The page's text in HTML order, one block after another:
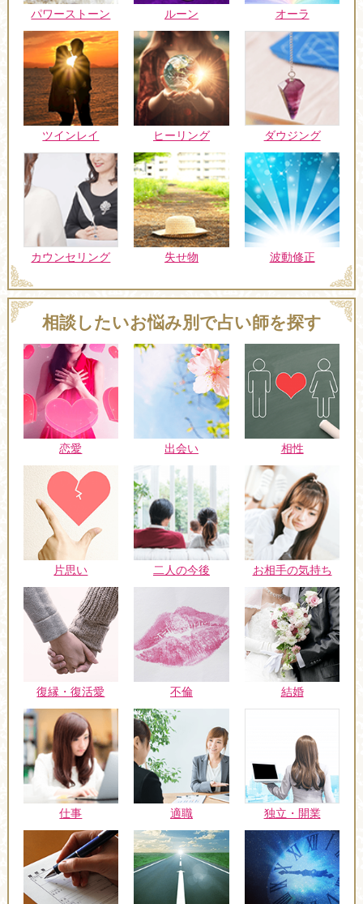
パワーストーン ルーン オーラ
ツインレイ ヒーリング ダウジング
カウンセリング 失せ物 波動修正
相談したいお悩み別で占い師を探す
恋愛 出会い 相性
片思い 二人の今後 お相手の気持ち
復縁・復活愛 不倫 結婚
仕事 適職 独立・開業